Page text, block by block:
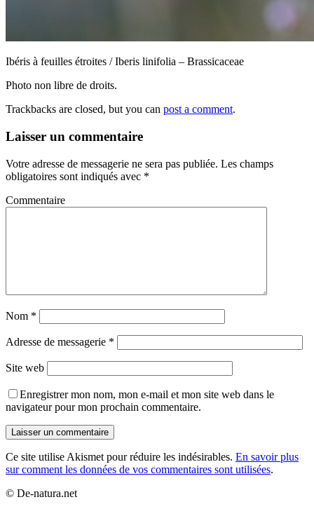
Ibéris à feuilles étroites / Iberis linifolia – Brassicaceae
Photo non libre de droits.
Trackbacks are closed, but you can post a comment.
Laisser un commentaire
Votre adresse de messagerie ne sera pas publiée. Les champs
obligatoires sont indiqués avec *
Commentaire
Nom *
Adresse de messagerie *
Site web
Enregistrer mon nom, mon e-mail et mon site web dans le
navigateur pour mon prochain commentaire.
Ce site utilise Akismet pour réduire les indésirables. En savoir plus
sur comment les données de vos commentaires sont utilisées.
© De-natura.net